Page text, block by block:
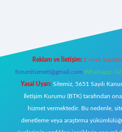
Reklam ve İletişim: E-mail:
forumhizmeti@gmail.com Whatsapp:
Yasal Uyarı: Sitemiz, 5651 Sayılı
İletişim Kurumu (BTK) tarafından
hizmet vermektedir. Bu nedenle,
denetleme veya araştırma